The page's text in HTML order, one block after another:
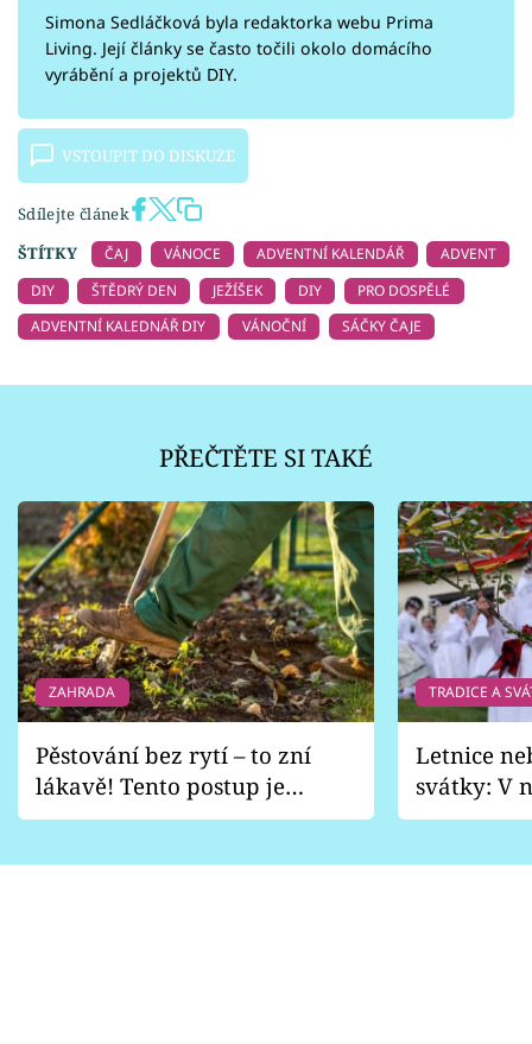
Simona Sedláčková byla redaktorka webu Prima
Living. Její články se často točili okolo domácího
vyrábění a projektů DIY.
VSTOUPIT DO DISKUZE
Sdílejte článek
ŠTÍTKY
ČAJ VÁNOCE ADVENTNÍ KALENDÁŘ
ADVENT
DIY
ŠTĚDRÝ DEN JEŽÍŠEK DIY
PRO DOSPĚLÉ
ADVENTNÍ KALEDNÁŘ DIY
VÁNOČNÍ SÁČKY ČAJE
PŘEČTĚTE SI TAKÉ
ZAHRADA
Pěstování bez rytí – to zní
lákavě! Tento postup je
vhodný jen pro některé
TRADICE A
Letnice
svátky: V
pondělí